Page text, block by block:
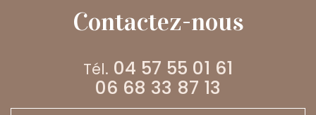
maison
à la maison
Contactez-nous
Tél. 04 57 55 01 61
06 68 33 87 13